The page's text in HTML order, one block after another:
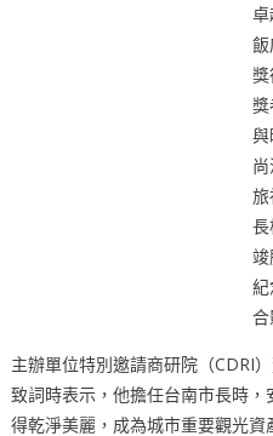
紀
主辦單位特別邀請商研院（CDRI
致詞時表示，他擔任台南市長時
得乾淨美麗，成為城市重要觀光